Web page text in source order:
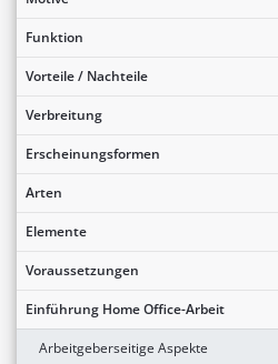
Funktion
Vorteile / Nachteile
Verbreitung
Erscheinungsformen
Arten
Elemente
Voraussetzungen
Einführung Home Office-Arbeit
Arbeitgeberseitige Aspekte